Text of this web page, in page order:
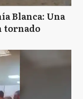
Blanca: Una
tornado